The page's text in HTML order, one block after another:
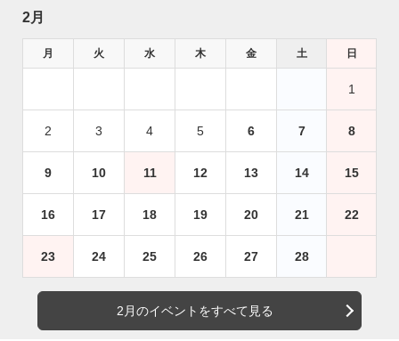
2月
月 火 水 木 金 土 日
1
2 3 4 5 6 7 8
9 10 11 12 13 14 15
16 17 18 19 20 21 22
23 24 25 26 27 28
2月のイベントをすべて見る